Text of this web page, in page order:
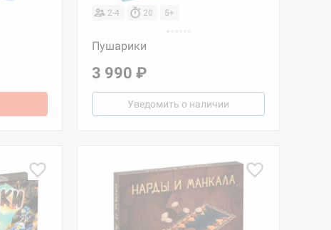
2-4 20 5+
Пушарики
3 990 ₽
Уведомить о наличии